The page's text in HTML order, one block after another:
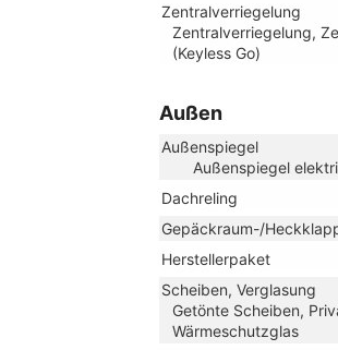
Zentralverriegelung
Zentralverriegelung,
(Keyless Go)
Außen
Außenspiegel
Außenspiegel
Dachreling
Gepäckraum-/
Herstellerpaket
Scheiben, Verglasung
Getönte Scheiben,
Wärmeschutzglas